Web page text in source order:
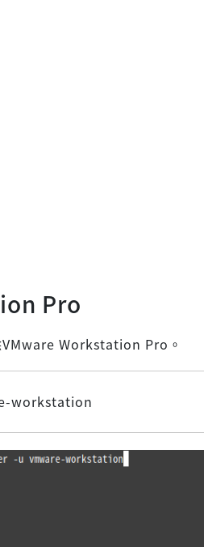
Pro
VMware Workstation Pro。
workstation